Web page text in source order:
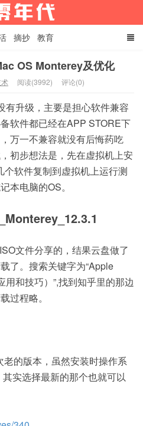
摘抄 教育
OS Monterey及优化
阅读(3992) 评论(0)
有升级，主要是担心软件兼容
软件都已经在APP STORE下
万一不兼容就没有后悔药吃
初步想法是，先在虚拟机上安
软件复制到虚拟机上运行测
本电脑的OS。
文件分享的，结果云盘做了
了。搜索关键字为“Apple
和技巧）”,找到知乎里的那边
过程略。
的版本，虽然安装时操作系
实选择最新的那个也就可以